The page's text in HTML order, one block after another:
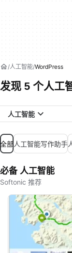
人工智能 WordPress
发现 5 个人工
人工智能
全部人工智能写作助手
必备 人工智能
Softonic 推荐